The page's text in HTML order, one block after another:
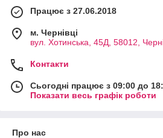
Працює з 27.06.2018
м. Чернівці
вул. Хотинська, 45Д, 58012,
Контакти
Сьогодні працює з 09:00 до
Показати весь графік роботи
Про нас